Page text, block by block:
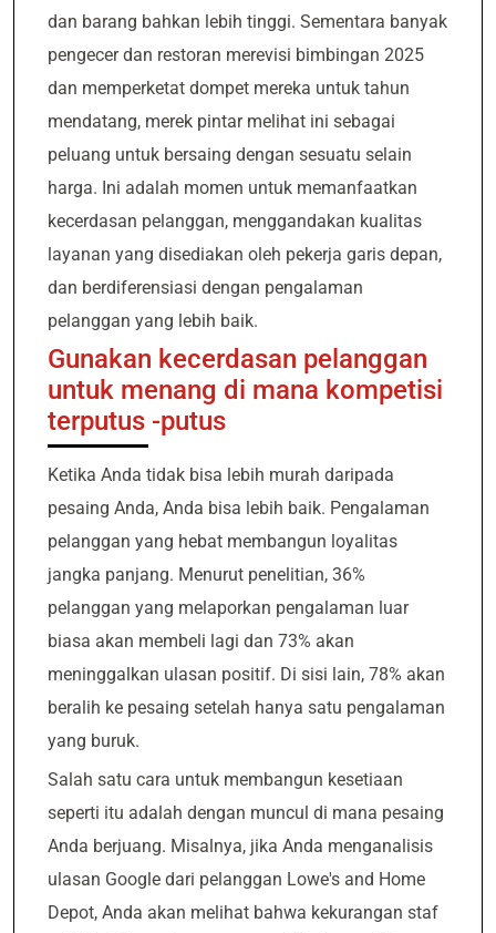
dan barang bahkan lebih tinggi. Sementara banyak
pengecer dan restoran merevisi bimbingan 2025
dan memperketat dompet mereka untuk tahun
mendatang, merek pintar melihat ini sebagai
peluang untuk bersaing dengan sesuatu selain
harga. Ini adalah momen untuk memanfaatkan
kecerdasan pelanggan, menggandakan kualitas
layanan yang disediakan oleh pekerja garis depan,
dan berdiferensiasi dengan pengalaman
pelanggan yang lebih baik.
Gunakan kecerdasan pelanggan
untuk menang di mana kompetisi
terputus -putus
Ketika Anda tidak bisa lebih murah daripada
pesaing Anda, Anda bisa lebih baik. Pengalaman
pelanggan yang hebat membangun loyalitas
jangka panjang. Menurut penelitian, 36%
pelanggan yang melaporkan pengalaman luar
biasa akan membeli lagi dan 73% akan
meninggalkan ulasan positif. Di sisi lain, 78% akan
beralih ke pesaing setelah hanya satu pengalaman
yang buruk.
Salah satu cara untuk membangun kesetiaan
seperti itu adalah dengan muncul di mana pesaing
Anda berjuang. Misalnya, jika Anda menganalisis
ulasan Google dari pelanggan Lowe's and Home
Depot, Anda akan melihat bahwa kekurangan staf